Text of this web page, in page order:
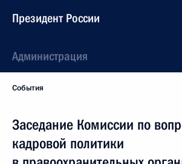
Президент России
Администрация
События
Заседание Комиссии по
кадровой политики